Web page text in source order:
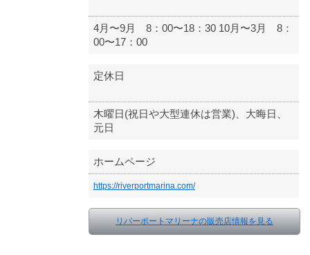
4月〜9月 8：00〜18：30 10月〜3月 8：
00〜17：00
定休日
木曜日(祝日や大型連休は営業)、大晦日、
元日
ホームページ
https://riverportmarina.com/
リバーポートマリーナの販売店情報を見る